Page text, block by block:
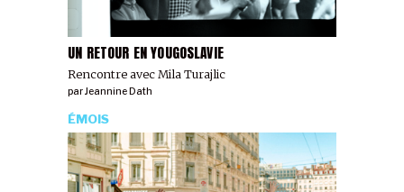
UN RETOUR EN YOUGOSLAVIE
Rencontre avec Mila Turajlic
parJeannine Dath
ÉMOIS